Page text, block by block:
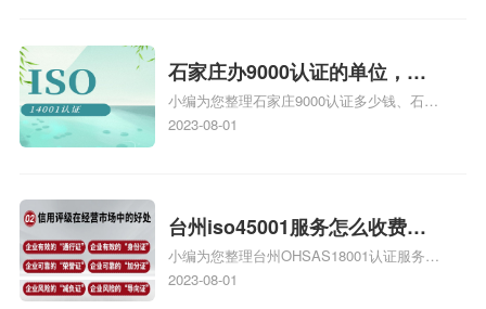
体系认证知识，详情可查看下方正文！
石家庄办9000认证的单位，石
家庄9000认证的公司
小编为您整理石家庄9000认证多少钱、石家
庄9000认证价格多少钱、石家庄9000认证
2023-08-01
台州iso45001服务怎么收费，
台州iso45001认证服务怎么收
费
小编为您整理台州OHSAS18001认证服务中
心哪家收费便宜、台州ISO9000认证，哪个
2023-08-01